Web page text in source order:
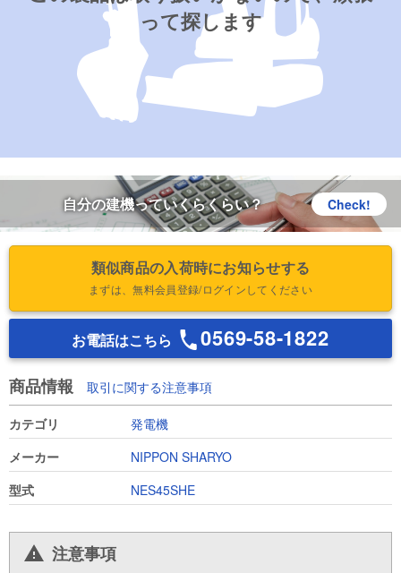
って探します
自分の建機っていくらくらい？ Check!
類似商品の入荷時にお知らせする
まずは、無料会員登録/ログインしてください
お電話はこちら 0569-58-1822
商品情報 取引に関する注意事項
カテゴリ
発電機
メーカー
NIPPON SHARYO
型式
NES45SHE
注意事項